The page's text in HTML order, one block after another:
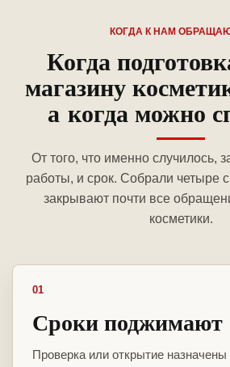
КОГДА К НАМ
Когда
магазину
а когда можно
От того, что именно случилось,
работы, и срок. Собрали четыре
закрывают почти все
косметики.
01
Сроки поджимают
Проверка или открытие назначены